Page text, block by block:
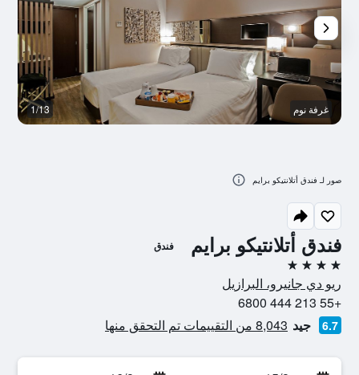
فندق أتلانتيكو برايم فندق
4 نجوم
ريو دي جانيرو، البرازيل
+55 213 444 6800
6.7 جيد 8,043 من التقييمات تم التحقق منها
غرفة نوم 1/13
صور لـ فندق أتلانتيكو برايم